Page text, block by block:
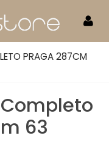
PRAGA 287CM
63